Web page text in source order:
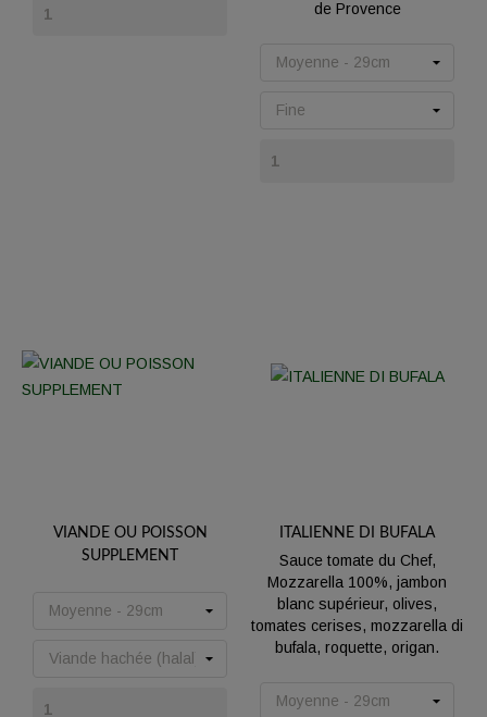
de Provence
VIANDE OU POISSON
SUPPLEMENT
ITALIENNE DI BUFALA
Sauce tomate du Chef,
Mozzarella 100%, jambon
blanc supérieur, olives,
tomates cerises, mozzarella di
bufala, roquette, origan.